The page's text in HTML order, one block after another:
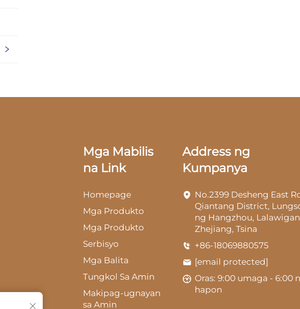
Mga Mabilis
na Link
Homepage
Mga Produkto
Mga Produkto
Serbisyo
Mga Balita
Tungkol Sa Amin
Makipag-ugnayan
sa Amin
Address ng
Kumpanya
No.2399 Desheng East
Qiantang District,
ng Hangzhou,
Zhejiang, Tsina
+86-18069880575
[email protected]
Oras: 9:00 umaga - 6:00
hapon